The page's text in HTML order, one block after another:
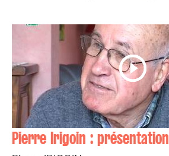
Pierre Irigoin : présentation